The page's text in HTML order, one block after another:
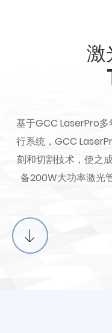
激
基于GCC LaserPro
行系统，GCC
刻和切割技术，使之
备200W大功率激光